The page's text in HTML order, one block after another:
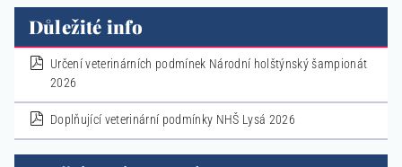
Důležité info
pdf
Určení veterinárních podmínek Národní holštýnský šampionát
2026
pdf
Doplňující veterinární podmínky NHŠ Lysá 2026